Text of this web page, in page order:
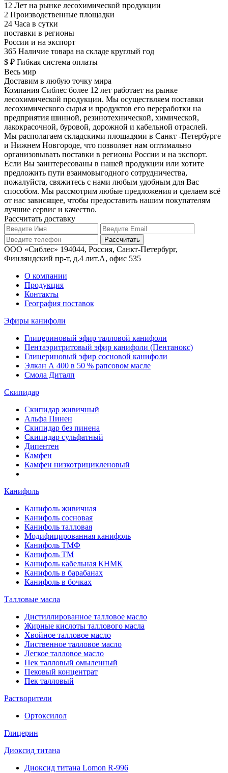
12 Лет на рынке лесохимической продукции
2 Производственные площадки
24 Часа в сутки
поставки в регионы
России и на экспорт
365 Наличие товара на складе круглый год
$ ₽ Гибкая система оплаты
Весь мир
Доставим в любую точку мира
Компания Сиблес более 12 лет работает на рынке
лесохимической продукции. Мы осуществляем поставки
лесохимического сырья и продуктов его переработки на
предприятия шинной, резинотехнической, химической,
лакокрасочной, буровой, дорожной и кабельной отраслей.
Мы располагаем складскими площадями в Санкт -Петербурге
и Нижнем Новгороде, что позволяет нам оптимально
организовывать поставки в регионы России и на экспорт.
Если Вы заинтересованы в нашей продукции или хотите
предложить пути взаимовыгодного сотрудничества,
пожалуйста, свяжитесь с нами любым удобным для Вас
способом. Мы рассмотрим любые предложения и сделаем всё
от нас зависящее, чтобы предоставить нашим покупателям
лучшие сервис и качество.
Рассчитать доставку
ООО «Сиблес» 194044, Россия, Санкт-Петербург,
Финляндский пр-т, д.4 лит.А, офис 535
О компании
Продукция
Контакты
География поставок
Эфиры канифоли
Глицериновый эфир талловой канифоли
Пентаэритритовый эфир канифоли (Пентанокс)
Глицериновый эфир сосновой канифоли
Элкан А 400 в 50 % рапсовом масле
Смола Диталп
Скипидар
Скипидар живичный
Альфа Пинен
Скипидар без пинена
Скипидар сульфатный
Дипентен
Камфен
Камфен низкотрицикленовый
Канифоль
Канифоль живичная
Канифоль сосновая
Канифоль талловая
Модифицированная канифоль
Канифоль ТМФ
Канифоль ТМ
Канифоль кабельная КНМК
Канифоль в барабанах
Канифоль в бочках
Талловые масла
Дистиллированное талловое масло
Жирные кислоты таллового масла
Хвойное талловое масло
Лиственное талловое масло
Легкое талловое масло
Пек талловый омыленный
Пековый концентрат
Пек талловый
Растворители
Ортоксилол
Глицерин
Диоксид титана
Диоксид титана Lomon R-996